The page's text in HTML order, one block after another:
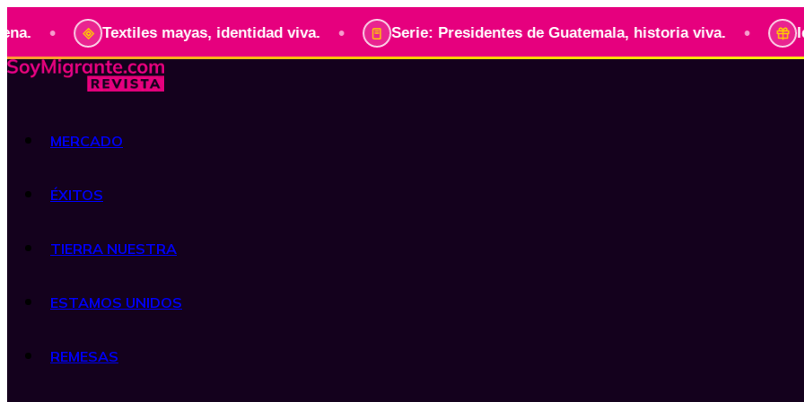
Textiles mayas, identidad viva. • Serie: Presidentes de Guatemala, historia viva. •
MERCADO
ÉXITOS
TIERRA NUESTRA
ESTAMOS UNIDOS
REMESAS